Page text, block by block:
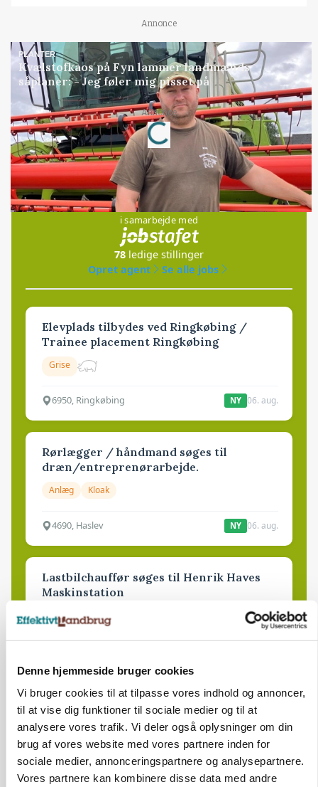
Denne hjemmeside bruger cookies
Vi bruger cookies til at tilpasse vores indhold og annoncer,
til at vise dig funktioner til sociale medier og til at
analysere vores trafik. Vi deler også oplysninger om din
brug af vores website med vores partnere inden for
sociale medier, annonceringspartnere og analysepartnere.
Vores partnere kan kombinere disse data med andre
Annonce
PLANTER
Kvælstofkaos på Fyn lammer landmænds
såplaner: - Jeg føler mig pisset på
Annonce
Loading...
Jobs
i samarbejde med
78 ledige stillinger
Opret agent
Se alle jobs
Elevplads tilbydes ved Ringkøbing /
Trainee placement Ringkøbing
Grise
6950, Ringkøbing NY 06. aug.
Rørlægger / håndmand søges til
dræn/entreprenørarbejde.
Anlæg Kloak
4690, Haslev NY 06. aug.
Lastbilchauffør søges til Henrik Haves
Maskinstation
Godstransport
Medarbejdere til griseproduktion
Grise
9681, Ranum 03. aug.